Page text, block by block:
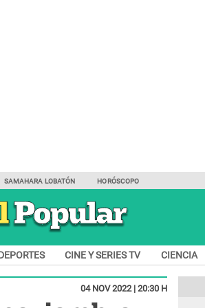
SAMAHARA LOBATÓN HORÓSCOPO
CINE Y SERIES TV CIENCIA
04 NOV 2022 | 20:30 H